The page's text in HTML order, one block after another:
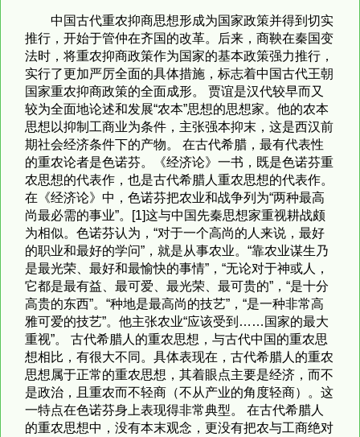
中国古代重农抑商思想形成为国家政策并得到切实
推行，开始于管仲在齐国的改革。后来，商鞅在秦国变
法时，将重农抑商政策作为国家的基本政策强力推行，
实行了更加严厉全面的具体措施，标志着中国古代王朝
国家重农抑商政策的全面成形。 贾谊是汉代较早而又
较为全面地论述和发展“农本”思想的思想家。他的农本
思想以抑制工商业为条件，主张强本抑末，这是西汉前
期社会经济条件下的产物。 在古代希腊，最有代表性
的重农论者是色诺芬。《经济论》一书，既是色诺芬重
农思想的代表作，也是古代希腊人重农思想的代表作。
在《经济论》中，色诺芬把农业和战争列为“两种最高
尚最必需的事业”。[1]这与中国先秦思想家重视耕战颇
为相似。色诺芬认为，“对于一个高尚的人来说，最好
的职业和最好的学问”，就是从事农业。“靠农业谋生乃
是最光荣、最好和最愉快的事情”，“无论对于神或人，
它都是最有益、最可爱、最光荣、最可贵的”，“是十分
高贵的东西”。“种地是最高尚的技艺”，“是一种非常高
雅可爱的技艺”。他主张农业“应该受到……国家的最大
重视”。 古代希腊人的重农思想，与古代中国的重农思
想相比，有很大不同。具体表现在，古代希腊人的重农
思想属于正常的重农思想，其着眼点主要是经济，而不
是政治，且重农而不轻商（不从产业的角度轻商）。这
一特点在色诺芬身上表现得非常典型。 在古代希腊人
的重农思想中，没有本末观念，更没有把农与工商绝对